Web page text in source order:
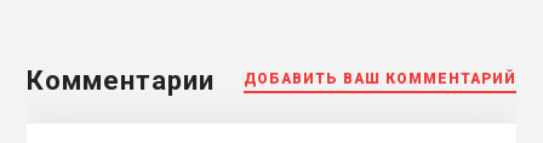
Комментарии ДОБАВИТЬ ВАШ КОММЕНТАРИЙ